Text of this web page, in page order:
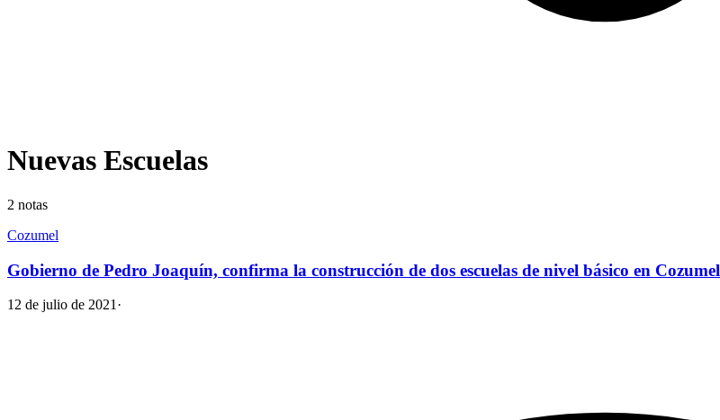
Nuevas Escuelas
2 notas
Cozumel
Gobierno de Pedro Joaquín, confirma la construcción de dos escuelas de nivel básico en Cozumel
12 de julio de 2021 ·